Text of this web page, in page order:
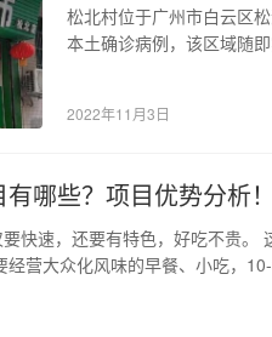
松北村位于广州市白云区
本土确诊病例，该区域随
2022年11月3日
哪些？项目优势分析！
快速，还要有特色，好吃不贵
经营大众化风味的早餐、小吃，